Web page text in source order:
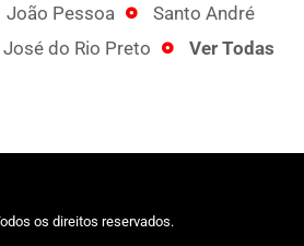
João Pessoa
Santo André
José do Rio Preto Ver Todas
os direitos reservados.